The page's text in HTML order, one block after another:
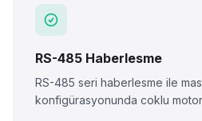
RS-485 Haberlesme
RS-485 seri haberlesme ile
konfigürasyonunda coklu